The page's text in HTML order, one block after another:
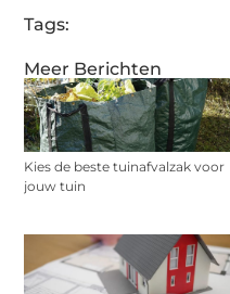
Meer Berichten
Kies de beste tuinafvalzak voor
jouw tuin
Tags: